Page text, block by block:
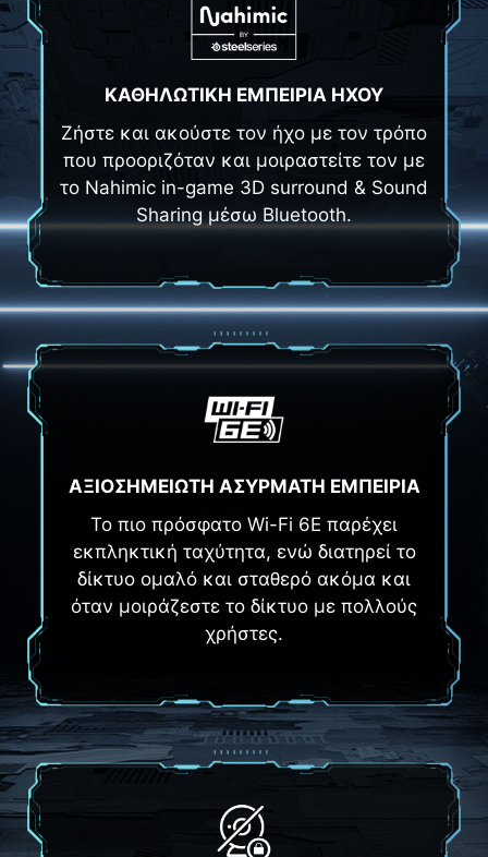
ΚΑΘΗΛΩΤΙΚΗ ΕΜΠΕΙΡΙΑ ΗΧΟΥ
Ζήστε και ακούστε τον ήχο με τον τρόπο
που προοριζόταν και μοιραστείτε τον με
το Nahimic in-game 3D surround & Sound
Sharing μέσω Bluetooth.
ΑΞΙΟΣΗΜΕΙΩΤΗ ΑΣΥΡΜΑΤΗ ΕΜΠΕΙΡΙΑ
Το πιο πρόσφατο Wi-Fi 6E παρέχει
εκπληκτική ταχύτητα, ενώ διατηρεί το
δίκτυο ομαλό και σταθερό ακόμα και
όταν μοιράζεστε το δίκτυο με πολλούς
χρήστες.